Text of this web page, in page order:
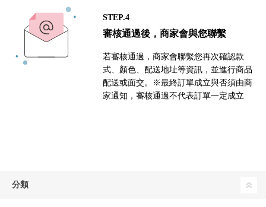
STEP.4
審核通過後，商家會與您聯繫
若審核通過，商家會聯繫您再次確認款
式、顏色、配送地址等資訊，並進行商品
配送或面交。※最終訂單成立與否須由商
家通知，審核通過不代表訂單一定成立
分類